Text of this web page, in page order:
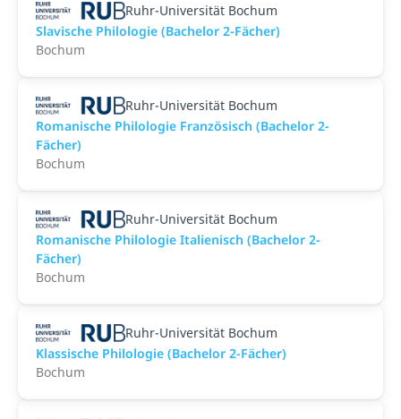
Ruhr-Universität Bochum
Slavische Philologie (Bachelor 2-Fächer)
Bochum
Ruhr-Universität Bochum
Romanische Philologie Französisch (Bachelor 2-
Fächer)
Bochum
Ruhr-Universität Bochum
Romanische Philologie Italienisch (Bachelor 2-
Fächer)
Bochum
Ruhr-Universität Bochum
Klassische Philologie (Bachelor 2-Fächer)
Bochum